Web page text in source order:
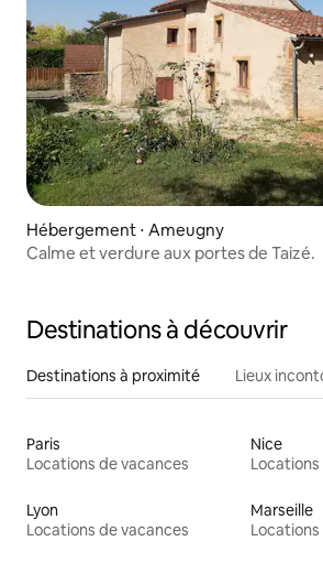
Hébergement ⋅ Ameugny
Calme et verdure aux portes de Taizé.
Destinations à découvrir
Destinations à proximité Lieux
Paris
Locations de vacances
Nice
Lyon
Locations de vacances
Marseille